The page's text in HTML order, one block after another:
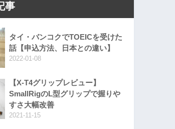
事
タイ・バンコクでTOEICを受けた
話【申込方法、日本との違い】
2022-01-08
【X-T4グリップレビュー】
SmallRigのL型グリップで握りや
すさ大幅改善
2021-11-15